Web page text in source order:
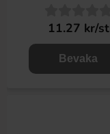
11.27 kr/st
Bevaka